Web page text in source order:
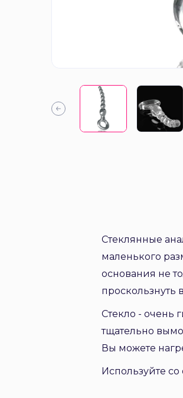
Стеклянные
маленького
основания не
проскользнуть
Стекло - очень
тщательно
Вы можете
Используйте